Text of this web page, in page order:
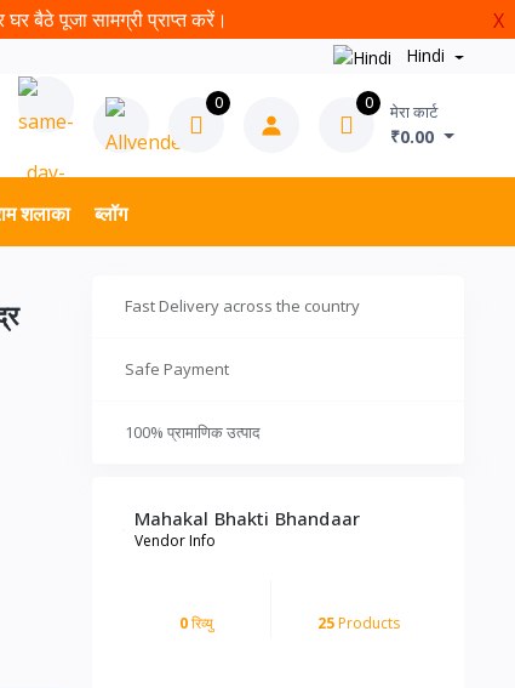
बैठे पूजा सामग्री प्राप्त करें। X
Hindi
0 0 मेरा कार्ट
₹0.00
शलाका ब्लॉग
Fast Delivery across the country
Safe Payment
100% प्रामाणिक उत्पाद
Mahakal Bhakti Bhandaar
Vendor Info
0रिव्यु 25Products